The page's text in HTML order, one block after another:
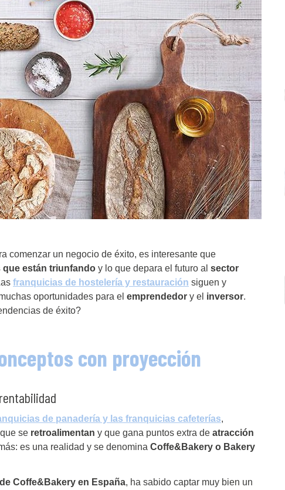
comenzar un negocio de éxito, es interesante que
están triunfando y lo que depara el futuro al sector
franquicias de hostelería y restauración siguen y
oportunidades para el emprendedor y el inversor.
de éxito?
con proyección
de panadería y las franquicias cafeterías,
se retroalimentan y que gana puntos extra de atracción
es una realidad y se denomina Coffe&Bakery o Bakery
Coffe&Bakery en España, ha sabido captar muy bien un